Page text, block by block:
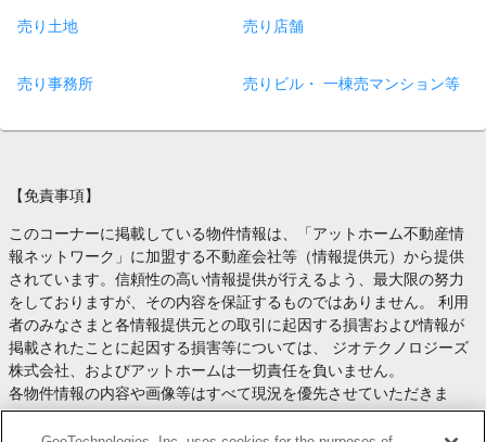
売り土地 売り店舗
売り事務所 売りビル・ 一棟売マンション等
【免責事項】
このコーナーに掲載している物件情報は、「アットホーム不動産情
報ネットワーク」に加盟する不動産会社等（情報提供元）から提供
されています。信頼性の高い情報提供が行えるよう、最大限の努力
をしておりますが、その内容を保証するものではありません。 利用
者のみなさまと各情報提供元との取引に起因する損害および情報が
掲載されたことに起因する損害等については、 ジオテクノロジーズ
株式会社、およびアットホームは一切責任を負いません。
各物件情報の内容や画像等はすべて現況を優先させていただきま
す。